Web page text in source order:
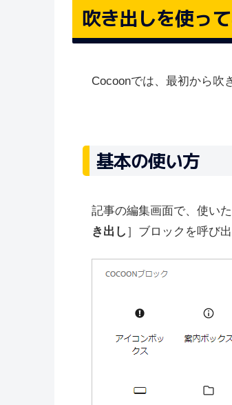
吹き出しを使っ
Cocoonでは、最初から吹
基本の使い方
記事の編集画面で、使い
き出し ］ブロックを呼び